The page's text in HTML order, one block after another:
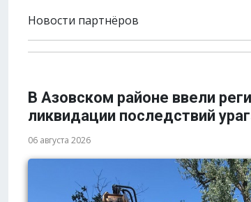
Новости партнёров
В Азовском районе ввели
ликвидации последствий
06 августа 2026